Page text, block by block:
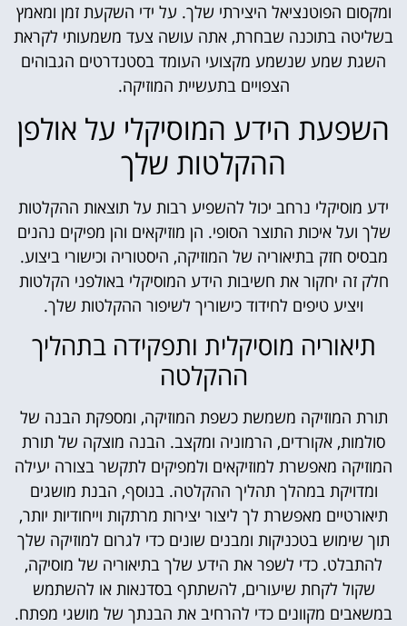
ומקסום הפוטנציאל היצירתי שלך. על ידי השקעת זמן ומאמץ
בשליטה בתוכנה שבחרת, אתה עושה צעד משמעותי לקראת
השגת שמע שנשמע מקצועי העומד בסטנדרטים הגבוהים
הצפויים בתעשיית המוזיקה.
השפעת הידע המוסיקלי על אולפן
ההקלטות שלך
ידע מוסיקלי נרחב יכול להשפיע רבות על תוצאות ההקלטות
שלך ועל איכות התוצר הסופי. הן מוזיקאים והן מפיקים נהנים
מבסיס חזק בתיאוריה של המוזיקה, היסטוריה וכישורי ביצוע.
חלק זה יחקור את חשיבות הידע המוסיקלי באולפני הקלטות
ויציע טיפים לחידוד כישוריך לשיפור ההקלטות שלך.
תיאוריה מוסיקלית ותפקידה בתהליך
ההקלטה
תורת המוזיקה משמשת כשפת המוזיקה, ומספקת הבנה של
סולמות, אקורדים, הרמוניה ומקצב. הבנה מוצקה של תורת
המוזיקה מאפשרת למוזיקאים ולמפיקים לתקשר בצורה יעילה
ומדויקת במהלך תהליך ההקלטה. בנוסף, הבנת מושגים
תיאורטיים מאפשרת לך ליצור יצירות מרתקות וייחודיות יותר,
תוך שימוש בטכניקות ומבנים שונים כדי לגרום למוזיקה שלך
להתבלט. כדי לשפר את הידע שלך בתיאוריה של מוסיקה,
שקול לקחת שיעורים, להשתתף בסדנאות או להשתמש
במשאבים מקוונים כדי להרחיב את הבנתך של מושגי מפתח.